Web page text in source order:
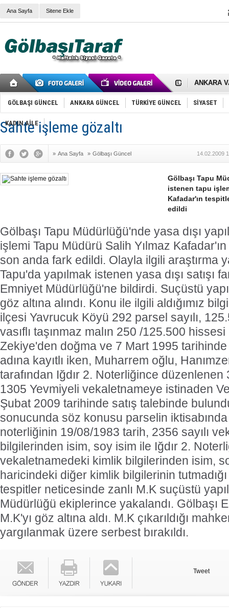
Ana Sayfa Sitene Ekle
Cemal
Samet
FAİZ
Mikail
Gölbaşı
İNCEK
GÖLBAŞI GÜNCEL ANKARA GÜNCEL TÜRKİYE GÜNCEL SİYASET
KADIN AİLE
Sahte işleme gözaltı
» Ana Sayfa » Gölbaşı Güncel 14.02.2009
Gölbaşı Tapu
istenen tapu
Kafadar'ın
edildi
Gölbaşı Tapu Müdürlüğü'nde yasa dışı
işlemi Tapu Müdürü Salih Yılmaz
son anda fark edildi. Olayla ilgili araştırma
Tapu'da yapılmak istenen yasa dışı satışı
Emniyet Müdürlüğü'ne bildirdi. Suçüstü
göz altına alındı. Konu ile ilgili aldığımız
ilçesi Yavrucuk Köyü 292 parsel sayılı,
vasıflı taşınmaz malın 250 /125.500
Zekiye'den doğma ve 7 Mart 1995
adına kayıtlı iken, Muharrem oğlu,
tarafından Iğdır 2. Noterliğince düzenlenen
1305 Yevmiyeli vekaletnameye istinaden
Şubat 2009 tarihinde satış talebinde
sonucunda söz konusu parselin
noterliğinin 19/08/1983 tarih, 2356 sayılı
bilgilerinden isim, soy isim ile Iğdır 2.
vekaletnamedeki kimlik bilgilerinden isim,
haricindeki diğer kimlik bilgilerinin
tespitler neticesinde zanlı M.K suçüstü
Müdürlüğü ekiplerince yakalandı. Gölbaşı
M.K'yı göz altına aldı. M.K çıkarıldığı
yargılanmak üzere serbest bırakıldı.
Tweet